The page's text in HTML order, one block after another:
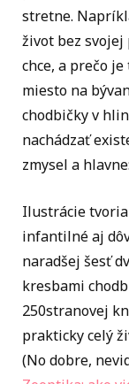
stretne.
život bez svojej
chce, a prečo
miesto na
chodbičky v
nachádzať
zmysel a
Ilustrácie
infantilné aj
naradšej šesť
kresbami
250stranovej
prakticky celý
(No dobre,